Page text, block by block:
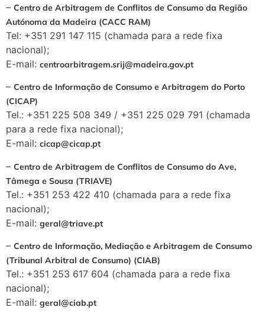
– Centro de Arbitragem de Conflitos de Consumo da Região
Autónoma da Madeira (CACC RAM)
Tel: +351 291 147 115 (chamada para a rede fixa
nacional);
E-mail: centroarbitragem.srij@madeira.gov.pt
– Centro de Informação de Consumo e Arbitragem do Porto
(CICAP)
Tel.: +351 225 508 349 / +351 225 029 791 (chamada
para a rede fixa nacional);
E-mail: cicap@cicap.pt
– Centro de Arbitragem de Conflitos de Consumo do Ave,
Tâmega e Sousa (TRIAVE)
Tel.: +351 253 422 410 (chamada para a rede fixa
nacional);
E-mail: geral@triave.pt
– Centro de Informação, Mediação e Arbitragem de Consumo
(Tribunal Arbitral de Consumo) (CIAB)
Tel.: +351 253 617 604 (chamada para a rede fixa
nacional);
E-mail: geral@ciab.pt